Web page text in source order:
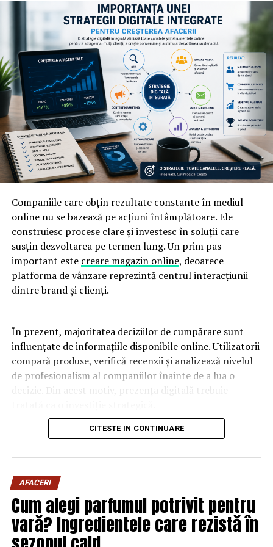
interioare. Insa, pentru asta este nevoie sa te informezi
si sa stii cu exactitate ce ai de facut.
ARTICOLE PE ACEIASI TEMA:
URMATORUL
Ce trebuie sa stiti despre aviziere?
NU RATATI
Cum să ai grijă de încălțăminte iarna?
Companiile care obțin rezultate constante în mediul
online nu se bazează pe acțiuni întâmplătoare. Ele
construiesc procese clare și investesc în soluții care
susțin dezvoltarea pe termen lung. Un prim pas
important este creare magazin online, deoarece
platforma de vânzare reprezintă centrul interacțiunii
dintre brand și clienți.
În prezent, majoritatea deciziilor de cumpărare sunt
influențate de informațiile disponibile online. Utilizatorii
compară produse, verifică recenzii și analizează nivelul
de profesionalism al companiilor înainte de a lua o
decizie. Din acest motiv, prezența digitală trebuie
Un website performant contribuie la construirea
logică a informațiilor influențează direct
comportamentul vizitatorilor. Atunci când experiența
este pozitivă, cresc șansele ca aceștia să solicite
informații sau să finalizeze o comandă.
CITESTE IN CONTINUARE
AFACERI
Cum alegi parfumul potrivit pentru
vară? Ingredientele care rezistă în